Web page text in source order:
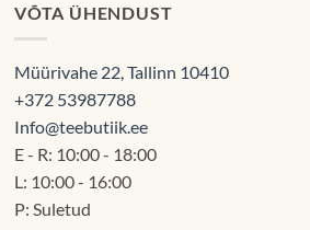
VÕTA ÜHENDUST
Müürivahe 22, Tallinn 10410
+372 53987788
Info@teebutiik.ee
E - R: 10:00 - 18:00
L: 10:00 - 16:00
P: Suletud